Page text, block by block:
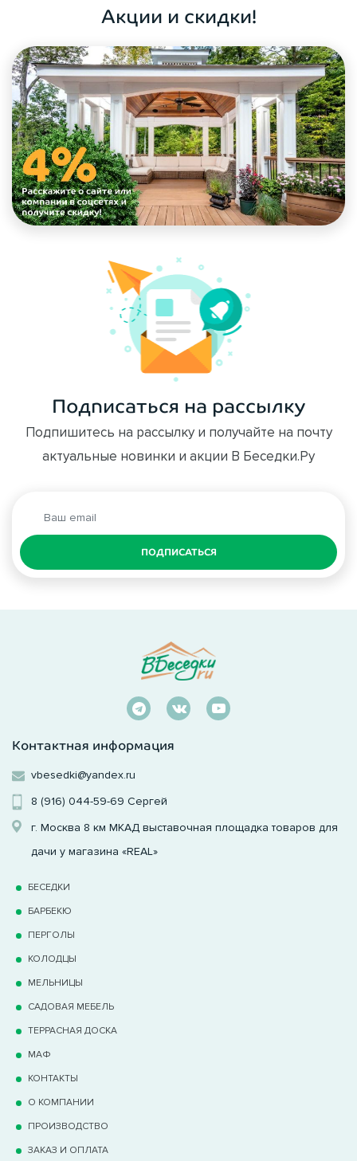
Акции и скидки!
Подписаться на рассылку
Подпишитесь на рассылку и получайте на почту
актуальные новинки и акции В Беседки.Ру
ПОДПИСАТЬСЯ
Контактная информация
vbesedki@yandex.ru
8 (916) 044-59-69 Сергей
г. Москва 8 км МКАД выставочная площадка товаров для
дачи у магазина «REAL»
БЕСЕДКИ
БАРБЕКЮ
ПЕРГОЛЫ
КОЛОДЦЫ
МЕЛЬНИЦЫ
САДОВАЯ МЕБЕЛЬ
ТЕРРАCНАЯ ДОСКА
МАФ
КОНТАКТЫ
О КОМПАНИИ
ПРОИЗВОДСТВО
ЗАКАЗ И ОПЛАТА